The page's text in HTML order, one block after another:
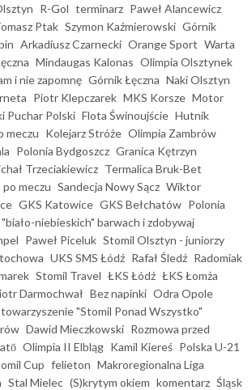
R-Gol terminarz Paweł Alancewicz
Ptak Szymon Kaźmierowski Górnik
Arkadiusz Czarnecki Orange Sport Warta
Mindaugas Kalonas Olimpia Olsztynek
i nie zapomnę Górnik Łęczna Naki Olsztyn
Piotr Klepczarek MKS Korsze Motor
Puchar Polski Flota Świnoujście Hutnik
meczu Kolejarz Stróże Olimpia Zambrów
Polonia Bydgoszcz Granica Kętrzyn
Trzeciakiewicz Termalica Bruk-Bet
po meczu Sandecja Nowy Sącz Wiktor
GKS Katowice GKS Bełchatów Polonia
niebieskich" barwach i zdobywaj
Paweł Piceluk Stomil Olsztyn - juniorzy
UKS SMS Łódź Rafał Śledź Radomiak
Stomil Travel ŁKS Łódź ŁKS Łomża
Darmochwał Bez napinki Odra Opole
"Stomil Ponad Wszystko"
Dawid Mieczkowski Rozmowa przed
Olimpia II Elbląg Kamil Kiereś Polska U-21
Cup felieton Makroregionalna Liga
Stal Mielec (S)krytym okiem komentarz Śląsk